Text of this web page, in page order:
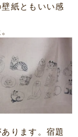
紙ともいい感
ります。宿題